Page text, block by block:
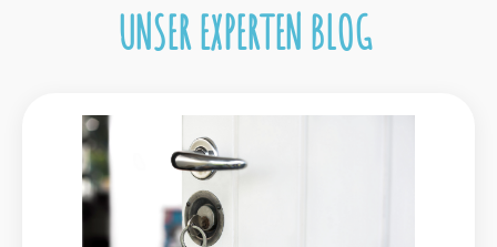
UNSER EXPERTEN BLOG